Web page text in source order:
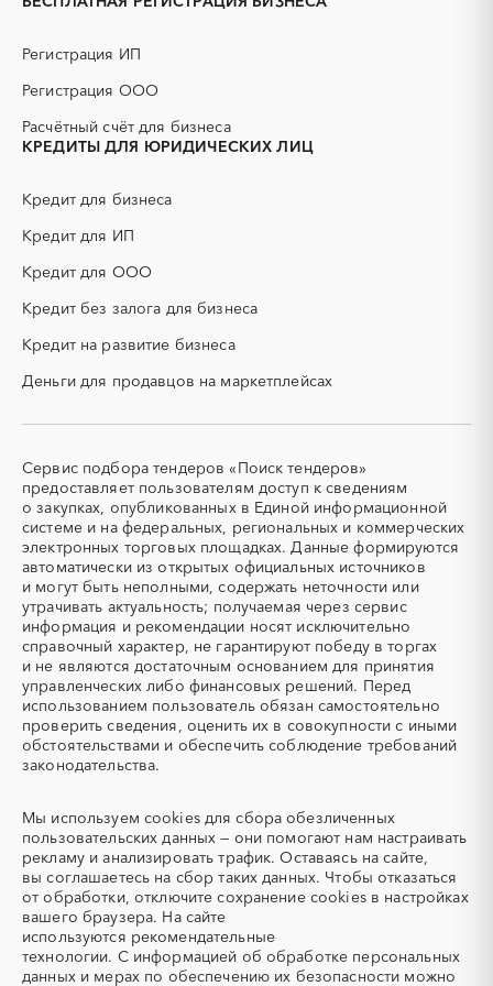
ЖБИ
ИБП
КИП (контрольно-
КТП
ОКР (опытно-
конструкторские работы)
ПГС (песчано-гравийная
смесь)
СВО
СКС (структурированные
СКУД
СОЖ (смазочно-
ТЭН
(Теплоэлектронагреватель)
УДС (установки
депарафинизации скважин)
УКПГ
ЯТЭК
Аварийные работы
Авиаперевозка
Авиационные работы
Авиационные работы
вертолетами
Автобус
Автовозы
Автогрейдер
Автозапчасти
Автоматизация
Автомобили
Автомобильные весы
Авторский надзор
Автотранспорт
Автоцистерны пожарные
Адсорбенты
Акварель
Аквариумы
Аккумуляторы
Алкогольная продукция
Алмазное бурение
Алмазная резка
Алюминиевые
конструкции
Алюминий Аммоний
Регистрация ИП
Регистрация ООО
Расчётный счёт для бизнеса
КРЕДИТЫ ДЛЯ ЮРИДИЧЕСКИХ ЛИЦ
Кредит для бизнеса
Кредит для ИП
Кредит для ООО
Кредит без залога для бизнеса
Кредит на развитие бизнеса
Деньги для продавцов на маркетплейсах
Сервис подбора тендеров «Поиск тендеров»
предоставляет пользователям доступ к сведениям
о закупках, опубликованных в Единой информационной
системе и на федеральных, региональных и коммерческих
электронных торговых площадках. Данные формируются
автоматически из открытых официальных источников
и могут быть неполными, содержать неточности или
утрачивать актуальность; получаемая через сервис
информация и рекомендации носят исключительно
справочный характер, не гарантируют победу в торгах
и не являются достаточным основанием для принятия
управленческих либо финансовых решений. Перед
использованием пользователь обязан самостоятельно
проверить сведения, оценить их в совокупности с иными
обстоятельствами и обеспечить соблюдение требований
законодательства.
Мы используем cookies для сбора обезличенных
пользовательских данных — они помогают нам настраивать
рекламу и анализировать трафик. Оставаясь на сайте,
вы соглашаетесь на сбор таких данных. Чтобы отказаться
от обработки, отключите сохранение cookies в настройках
вашего браузера. На сайте
используются рекомендательные
технологии. С информацией об обработке персональных
данных и мерах по обеспечению их безопасности можно